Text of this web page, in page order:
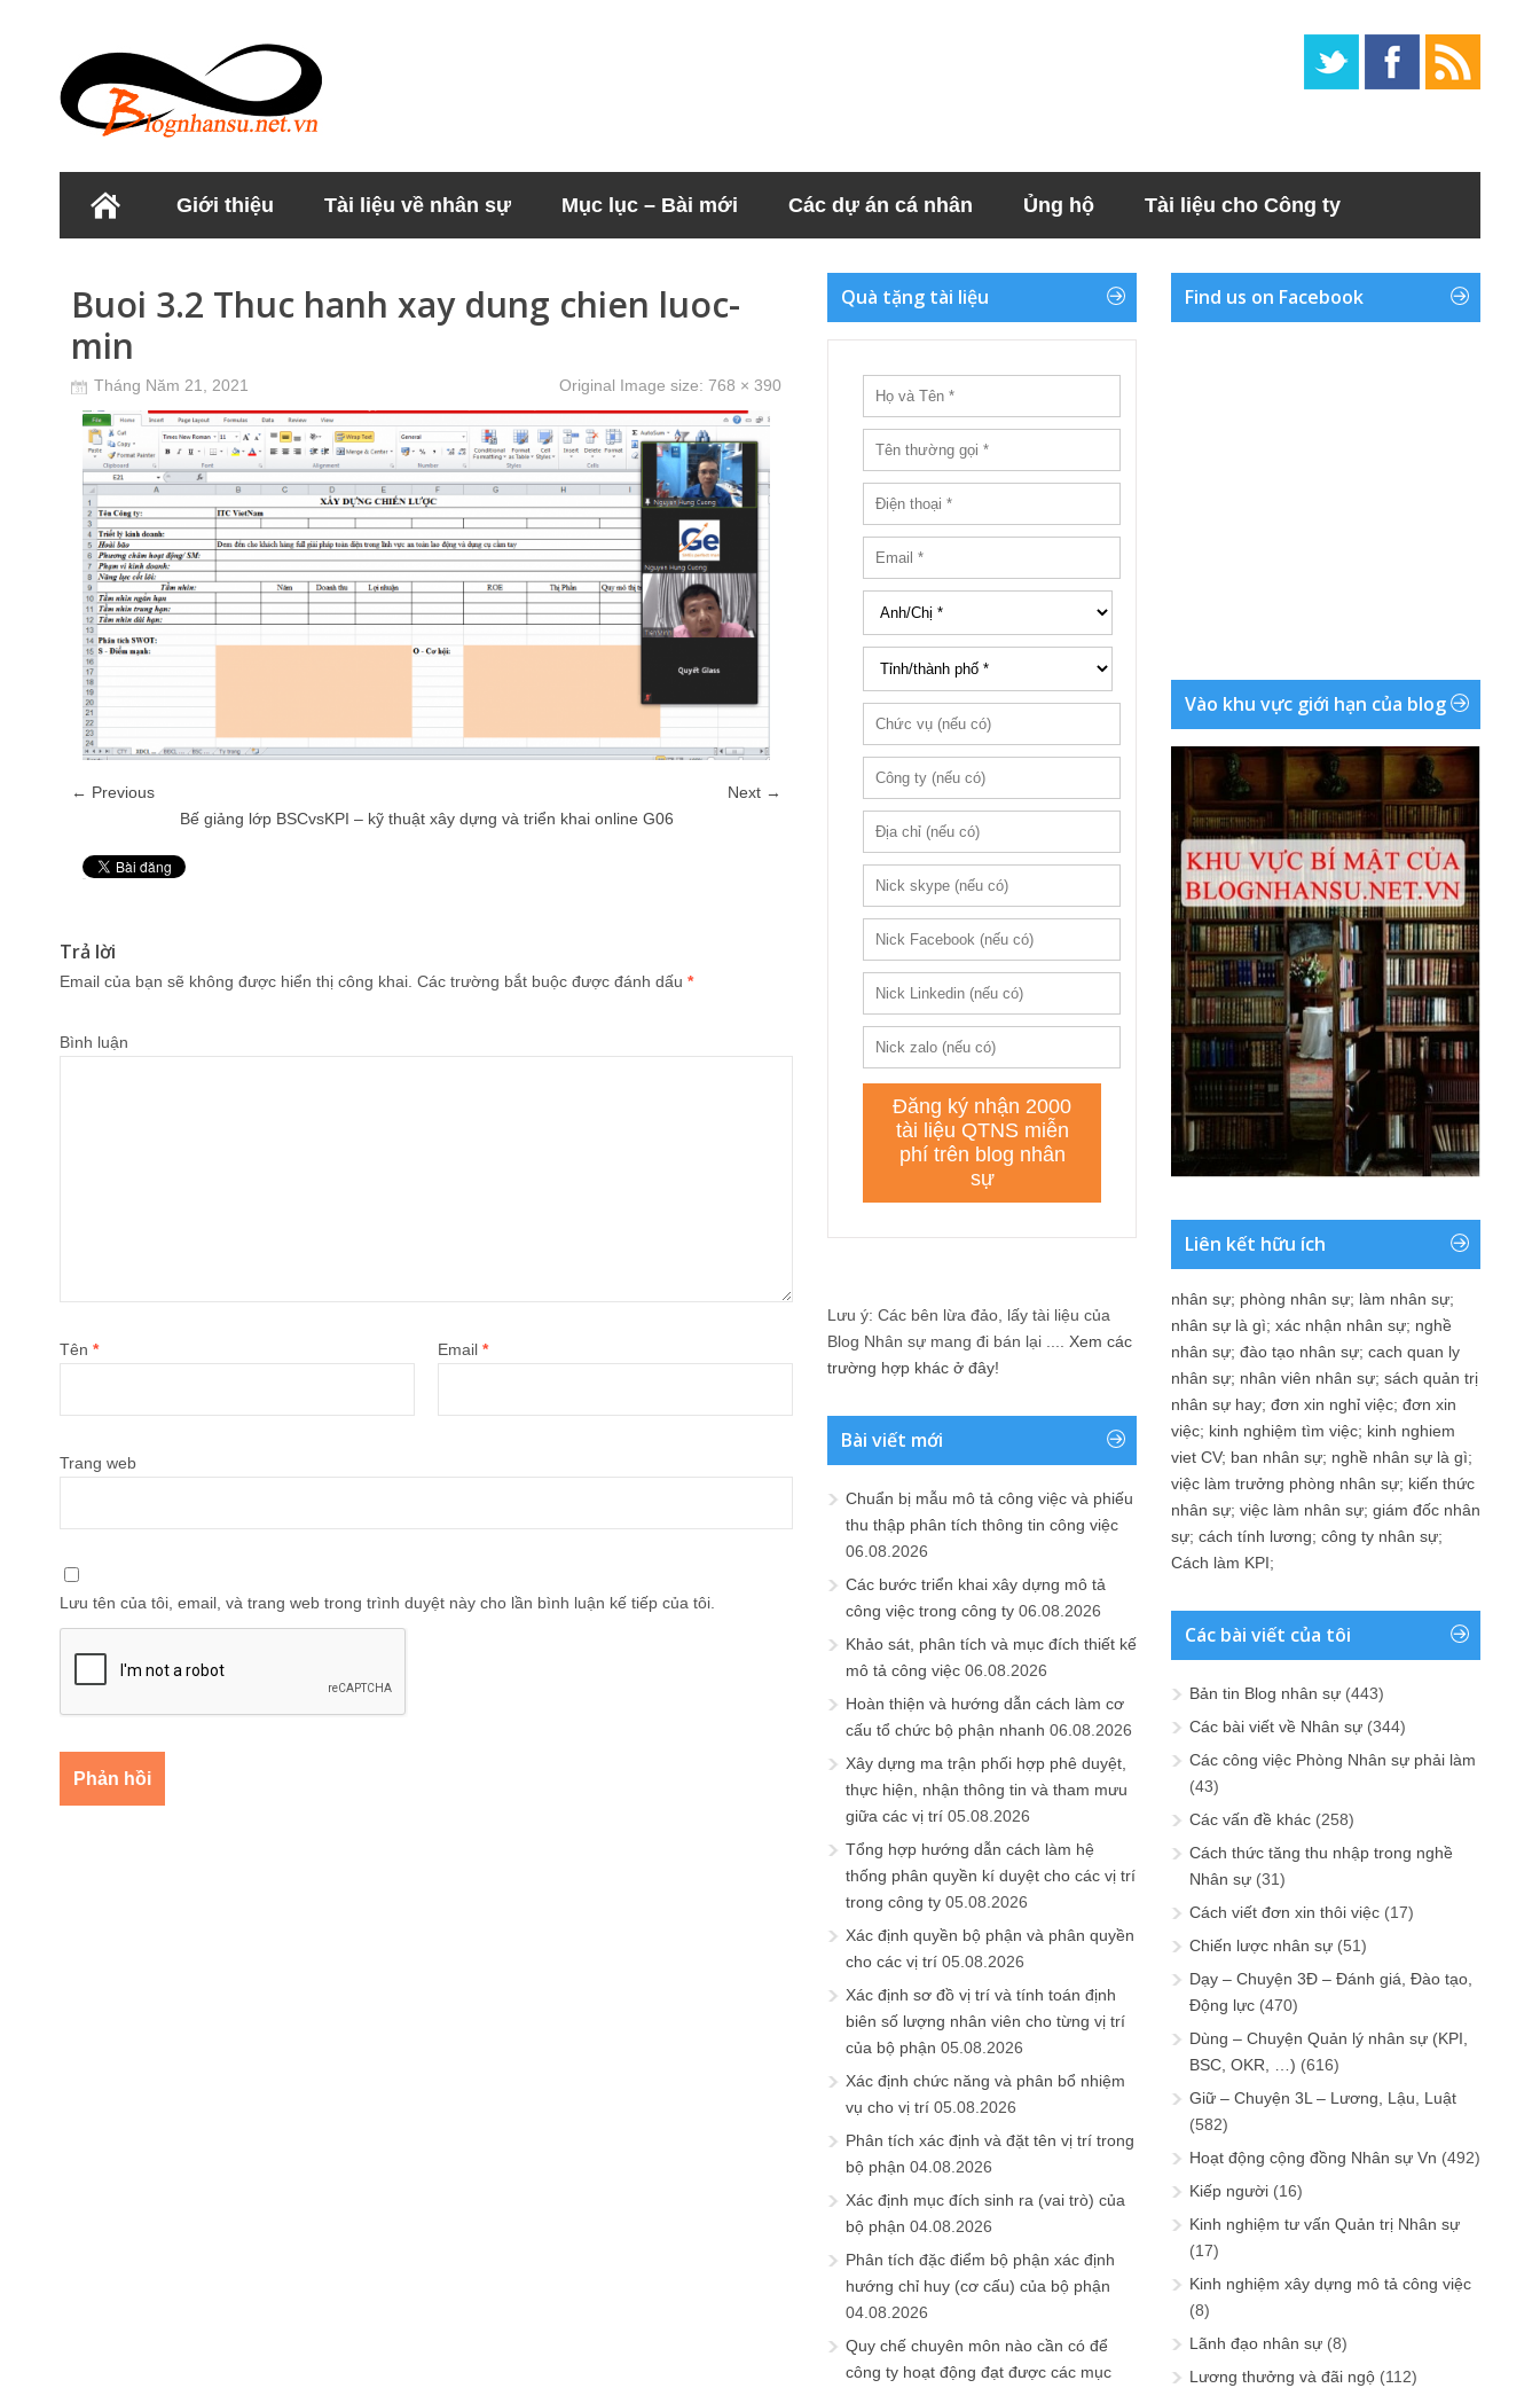
Giới thiệu Tài liệu về nhân sự Mục lục – Bài mới Các dự án cá nhân Ủng hộ Tài liệu cho Công ty
Buoi 3.2 Thuc hanh xay dung chien luoc-
min
Tháng Năm 21, 2021 Original Image size: 768 × 390
← Previous
Next →
Bế giảng lớp BSCvsKPI – kỹ thuật xây dựng và triển khai online G06
Trả lời
Email của bạn sẽ không được hiển thị công khai. Các trường bắt buộc được đánh dấu *
Bình luận
Tên * Email *
Trang web
Lưu tên của tôi, email, và trang web trong trình duyệt này cho lần bình luận kế tiếp của tôi.
Quà tặng tài liệu
Lưu ý: Các bên lừa đảo, lấy tài liệu của
Blog Nhân sự mang đi bán lại .... Xem các
trường hợp khác ở đây!
Bài viết mới
Chuẩn bị mẫu mô tả công việc và phiếu
thu thập phân tích thông tin công việc
06.08.2026
Các bước triển khai xây dựng mô tả
công việc trong công ty 06.08.2026
Khảo sát, phân tích và mục đích thiết kế
mô tả công việc 06.08.2026
Hoàn thiện và hướng dẫn cách làm cơ
cấu tổ chức bộ phận nhanh 06.08.2026
Xây dựng ma trận phối hợp phê duyệt,
thực hiện, nhận thông tin và tham mưu
giữa các vị trí 05.08.2026
Tổng hợp hướng dẫn cách làm hệ
thống phân quyền kí duyệt cho các vị trí
trong công ty 05.08.2026
Xác định quyền bộ phận và phân quyền
cho các vị trí 05.08.2026
Xác định sơ đồ vị trí và tính toán định
biên số lượng nhân viên cho từng vị trí
của bộ phận 05.08.2026
Xác định chức năng và phân bổ nhiệm
vụ cho vị trí 05.08.2026
Phân tích xác định và đặt tên vị trí trong
bộ phận 04.08.2026
Xác định mục đích sinh ra (vai trò) của
bộ phận 04.08.2026
Phân tích đặc điểm bộ phận xác định
hướng chỉ huy (cơ cấu) của bộ phận
04.08.2026
Quy chế chuyên môn nào cần có để
công ty hoạt động đạt được các mục
Find us on Facebook
Vào khu vực giới hạn của blog
Liên kết hữu ích
nhân sự; phòng nhân sự; làm nhân sự;
nhân sự là gì; xác nhận nhân sự; nghề
nhân sự; đào tạo nhân sự; cach quan ly
nhân sự; nhân viên nhân sự; sách quản trị
nhân sự hay; đơn xin nghỉ việc; đơn xin
việc; kinh nghiệm tìm việc; kinh nghiem
viet CV; ban nhân sự; nghề nhân sự là gì;
việc làm trưởng phòng nhân sự; kiến thức
nhân sự; việc làm nhân sự; giám đốc nhân
sự; cách tính lương; công ty nhân sự;
Cách làm KPI;
Các bài viết của tôi
Bản tin Blog nhân sự (443)
Các bài viết về Nhân sự (344)
Các công việc Phòng Nhân sự phải làm
(43)
Các vấn đề khác (258)
Cách thức tăng thu nhập trong nghề
Nhân sự (31)
Cách viết đơn xin thôi việc (17)
Chiến lược nhân sự (51)
Dạy – Chuyện 3Đ – Đánh giá, Đào tạo,
Động lực (470)
Dùng – Chuyện Quản lý nhân sự (KPI,
BSC, OKR, …) (616)
Giữ – Chuyện 3L – Lương, Lậu, Luật
(582)
Hoạt động cộng đồng Nhân sự Vn (492)
Kiếp người (16)
Kinh nghiệm tư vấn Quản trị Nhân sự
(17)
Kinh nghiệm xây dựng mô tả công việc
(8)
Lãnh đạo nhân sự (8)
Lương thưởng và đãi ngộ (112)